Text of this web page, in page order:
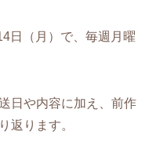
日（月）で、毎週月曜
日や内容に加え、前作
返ります。